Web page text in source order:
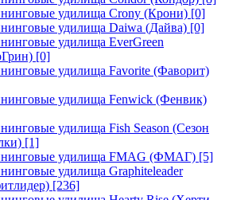
удилища Crony (Крони) [0]
удилища Daiwa (Дайва) [0]
удилища EverGreen
[0]
удилища Favorite (Фаворит)
удилища Fenwick (Фенвик)
удилища Fish Season (Сезон
[1]
удилища FMAG (ФМАГ) [5]
удилища Graphiteleader
[236]